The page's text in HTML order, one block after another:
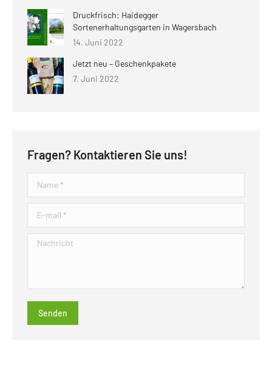
Druckfrisch: Haidegger
Sortenerhaltungsgarten in Wagersbach
14. Juni 2022
Jetzt neu – Geschenkpakete
7. Juni 2022
Fragen? Kontaktieren Sie uns!
Nachricht
Senden